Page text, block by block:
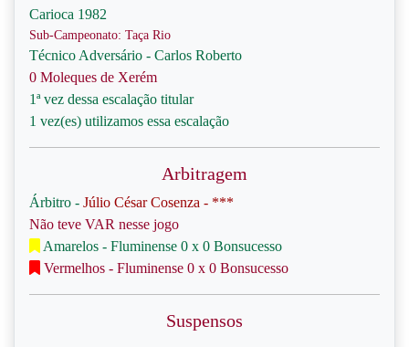
Carioca 1982
Sub-Campeonato: Taça Rio
Técnico Adversário - Carlos Roberto
0 Moleques de Xerém
1ª vez dessa escalação titular
1 vez(es) utilizamos essa escalação
Arbitragem
Árbitro - Júlio César Cosenza - ***
Não teve VAR nesse jogo
Amarelos - Fluminense 0 x 0 Bonsucesso
Vermelhos - Fluminense 0 x 0 Bonsucesso
Suspensos